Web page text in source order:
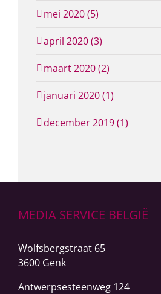
mei 2020 (5)
april 2020 (3)
maart 2020 (2)
januari 2020 (1)
december 2019 (1)
MEDIA SERVICE BELGIË
Wolfsbergstraat 65
3600 Genk
Antwerpsesteenweg 124